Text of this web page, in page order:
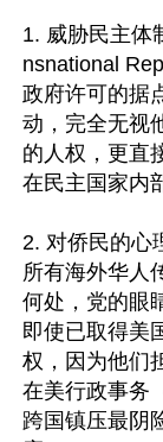
1. 威胁民主体
nsnational
政府许可的据
动，完全无视
的人权，更直
在民主国家内
2. 对侨民的心
所有海外华人
何处，党的眼
即使已取得美
权，因为他们
在美行政事务
跨国镇压最阴